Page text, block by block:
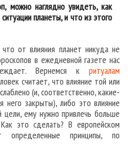
можно наглядно увидеть, как
планеты, и что из этого
от влияния планет никуда не
в ежедневной газете нас
Вернемся к ритуалам
считает, что влияние той или
(и, соответственно, какие-
него закрыты), либо это влияние
ему нужно привлечь больше
это сделать? В европейском
определенные принципы, по